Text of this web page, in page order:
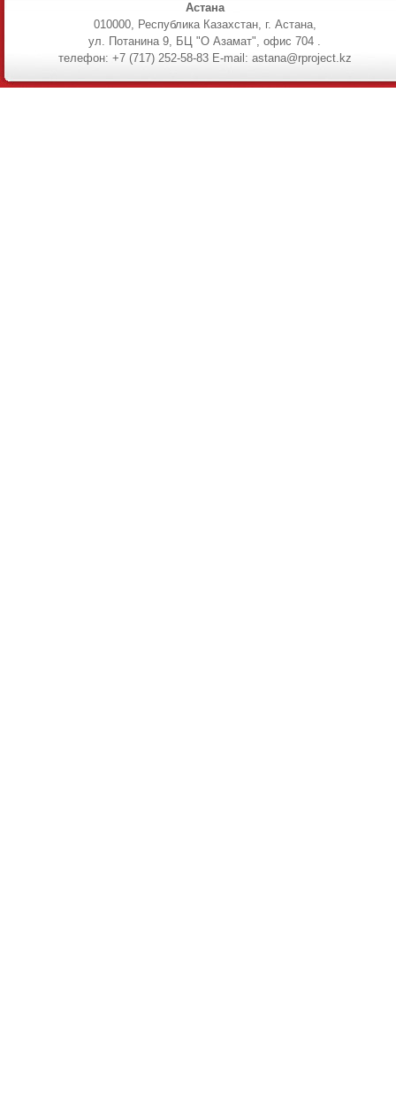
Астана
010000, Республика Казахстан, г. Астана,
ул. Потанина 9, БЦ "О Азамат", офис 704 .
телефон: +7 (717) 252-58-83 E-mail: astana@rproject.kz